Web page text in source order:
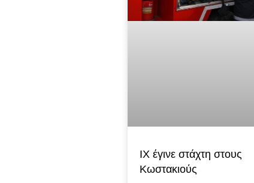
ΙΧ έγινε στάχτη στους
Κωστακιούς